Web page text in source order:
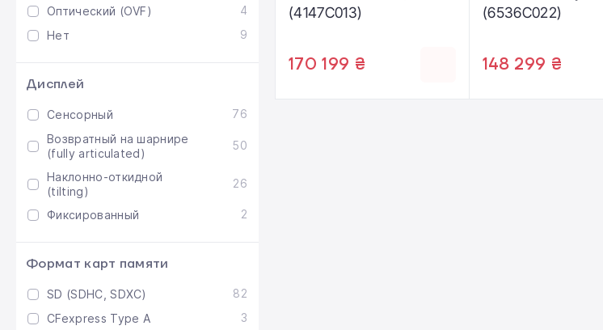
Оптический (OVF)
4
Нет
9
Дисплей
Сенсорный
76
Возвратный на шарнире
(fully articulated)
50
Наклонно-откидной
(tilting)
26
Фиксированный 2
Формат карт памяти
SD (SDHC, SDXC)
82
CFexpress Type A
3
(4147C013)
170 199 ₴
(6536C022)
148 299 ₴